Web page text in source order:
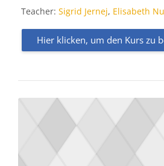
Teacher: Sigrid Jernej, Elisabeth
Hier klicken, um den Kurs zu